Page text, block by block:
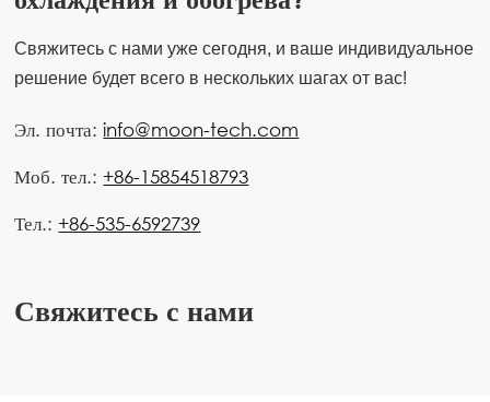
Свяжитесь с нами уже сегодня, и ваше индивидуальное
решение будет всего в нескольких шагах от вас!
Эл. почта:info@moon-tech.com
Моб. тел.: +86-15854518793
Тел.: +86-535-6592739
Свяжитесь с нами